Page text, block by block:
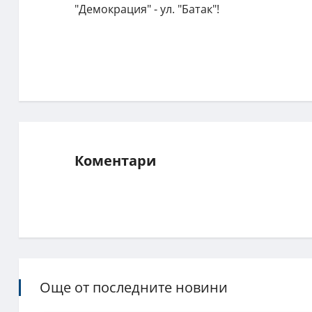
"Демокрация" - ул. "Батак"!
Коментари
Още от последните новини